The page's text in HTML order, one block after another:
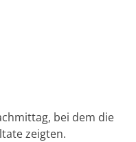
bei dem die
zeigten.